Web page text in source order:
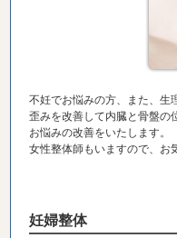
不妊でお悩みの方、また、生
歪みを改善して内臓と骨盤の
お悩みの改善をいたします。
女性整体師もいますので、お
妊婦整体